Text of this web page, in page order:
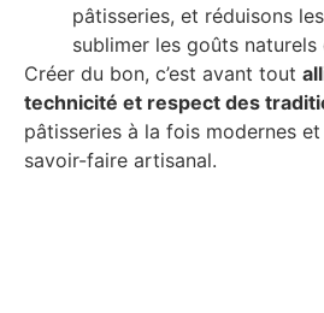
pâtisseries, et réduisons
sublimer les goûts naturels
Créer du bon, c’est avant tout
technicité et respect des
pâtisseries à la fois modernes
savoir-faire artisanal.